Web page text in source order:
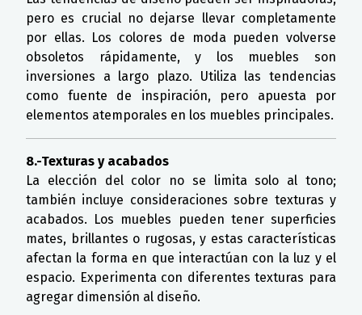
pero es crucial no dejarse llevar completamente
por ellas. Los colores de moda pueden volverse
obsoletos rápidamente, y los muebles son
inversiones a largo plazo. Utiliza las tendencias
como fuente de inspiración, pero apuesta por
elementos atemporales en los muebles principales.
8.-Texturas y acabados
La elección del color no se limita solo al tono;
también incluye consideraciones sobre texturas y
acabados. Los muebles pueden tener superficies
mates, brillantes o rugosas, y estas características
afectan la forma en que interactúan con la luz y el
espacio. Experimenta con diferentes texturas para
agregar dimensión al diseño.